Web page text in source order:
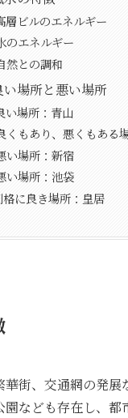
層ビルのエネルギー
のエネルギー
然との調和
場所と悪い場所
い場所：青山
くもあり、悪くもある
い場所：新宿
い場所：池袋
に良き場所：皇居
街、交通網の発
なども存在し、